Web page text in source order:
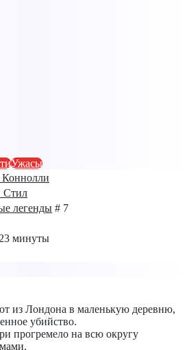
Ужасы
Стил
легенды # 7
минуты
из Лондона в маленькую деревню,
убийство.
прогремело на всю округу